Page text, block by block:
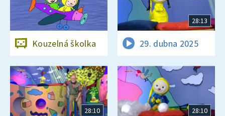
Kouzelná školka
28:13
29. dubna 2025
28:10 28:10